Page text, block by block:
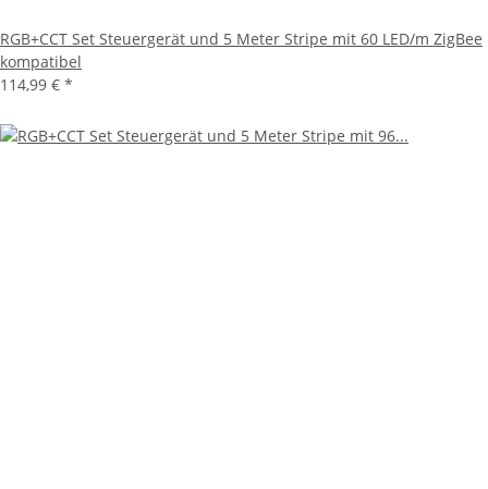
RGB+CCT Set Steuergerät und 5 Meter Stripe mit 60 LED/m ZigBee
kompatibel
114,99 € *